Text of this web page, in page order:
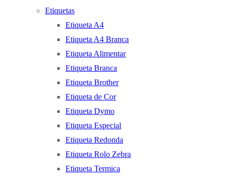
Etiquetas
Etiqueta A4
Etiqueta A4 Branca
Etiqueta Alimentar
Etiqueta Branca
Etiqueta Brother
Etiqueta de Cor
Etiqueta Dymo
Etiqueta Especial
Etiqueta Redonda
Etiqueta Rolo Zebra
Etiqueta Termica